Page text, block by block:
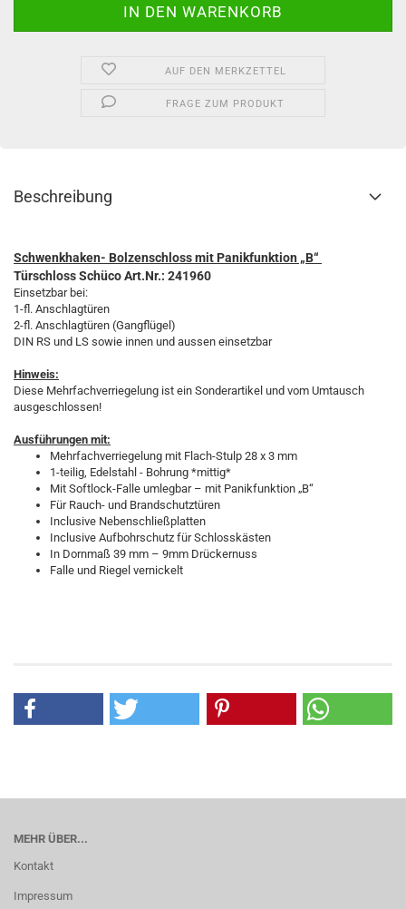
AUF DEN MERKZETTEL
FRAGE ZUM PRODUKT
Beschreibung
Schwenkhaken- Bolzenschloss mit Panikfunktion „B“
Türschloss Schüco Art.Nr.: 241960
Einsetzbar bei:
1-fl. Anschlagtüren
2-fl. Anschlagtüren (Gangflügel)
DIN RS und LS sowie innen und aussen einsetzbar
Hinweis:
Diese Mehrfachverriegelung ist ein Sonderartikel und vom Umtausch
ausgeschlossen!
Ausführungen mit:
Mehrfachverriegelung mit Flach-Stulp 28 x 3 mm
1-teilig, Edelstahl - Bohrung *mittig*
Mit Softlock-Falle umlegbar – mit Panikfunktion „B“
Für Rauch- und Brandschutztüren
Inclusive Nebenschließplatten
Inclusive Aufbohrschutz für Schlosskästen
In Dornmaß 39 mm – 9mm Drückernuss
Falle und Riegel vernickelt
MEHR ÜBER...
Kontakt
Impressum